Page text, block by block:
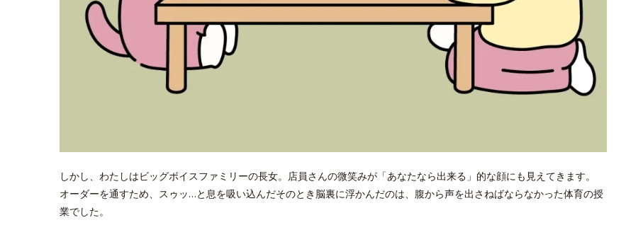
しかし、わたしはビッグボイスファミリーの長女。店員さんの微笑みが「あなたなら出来る」的な顔にも見えてきます。
オーダーを通すため、スゥッ…と息を吸い込んだそのとき脳裏に浮かんだのは、腹から声を出さねばならなかった体育の授
業でした。